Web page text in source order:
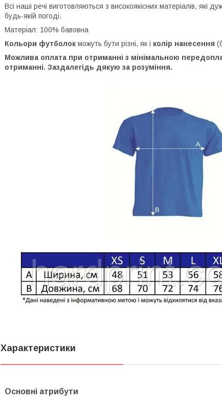
Всі наші речі виготовляються з високоякісних матеріалів, які
будь-якій погоді.
Матеріал: 100% бавовна
Кольори футболок можуть бути різні, як і колір нанесення
Можлива оплата при отриманні з мінімальною
отриманні. Заздалегідь дякую за розуміння.
Характеристики
Основні атрибути